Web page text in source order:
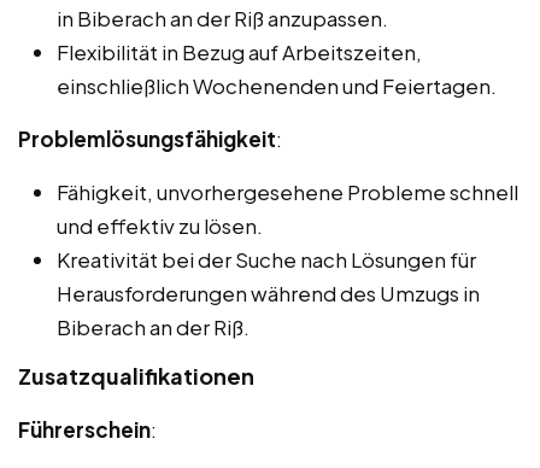
in Biberach an der Riß anzupassen.
Flexibilität in Bezug auf Arbeitszeiten,
einschließlich Wochenenden und Feiertagen.
Problemlösungsfähigkeit:
Fähigkeit, unvorhergesehene Probleme schnell
und effektiv zu lösen.
Kreativität bei der Suche nach Lösungen für
Herausforderungen während des Umzugs in
Biberach an der Riß.
Zusatzqualifikationen
Führerschein: